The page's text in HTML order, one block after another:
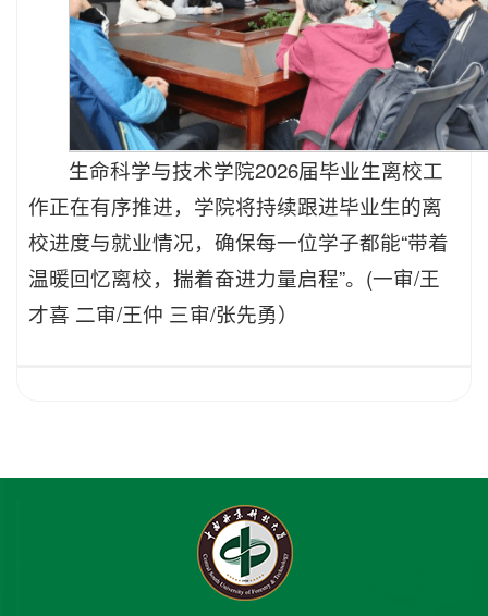
生命科学与技术学院2026届毕业生离校工
作正在有序推进，学院将持续跟进毕业生的离
校进度与就业情况，确保每一位学子都能“带着
温暖回忆离校，揣着奋进力量启程”。(一审/王
才喜 二审/王仲 三审/张先勇）